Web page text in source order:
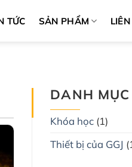
TỨC SẢN PHẨM
DANH MỤC
Khóa học (1)
Thiết bị của GGJ